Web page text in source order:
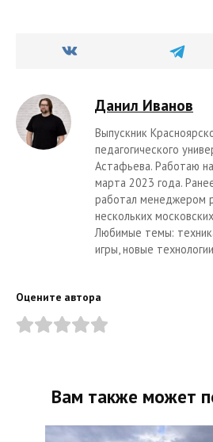
Данил Иванов
Выпускник
педагогического
Астафьева. Работаю
марта 2023 года.
работал менеджером
нескольких
Любимые темы:
игры, новые
Оцените автора
Вам также может